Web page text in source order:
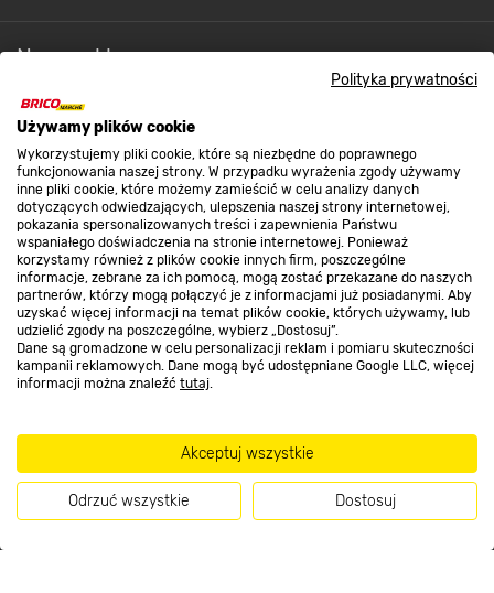
Polityka prywatności
Używamy plików cookie
Wykorzystujemy pliki cookie, które są niezbędne do poprawnego
funkcjonowania naszej strony. W przypadku wyrażenia zgody używamy
inne pliki cookie, które możemy zamieścić w celu analizy danych
dotyczących odwiedzających, ulepszenia naszej strony internetowej,
pokazania spersonalizowanych treści i zapewnienia Państwu
wspaniałego doświadczenia na stronie internetowej. Ponieważ
korzystamy również z plików cookie innych firm, poszczególne
informacje, zebrane za ich pomocą, mogą zostać przekazane do naszych
partnerów, którzy mogą połączyć je z informacjami już posiadanymi. Aby
uzyskać więcej informacji na temat plików cookie, których używamy, lub
udzielić zgody na poszczególne, wybierz „Dostosuj”.
Dane są gromadzone w celu personalizacji reklam i pomiaru skuteczności
kampanii reklamowych. Dane mogą być udostępniane Google LLC, więcej
informacji można znaleźć tutaj.
Akceptuj wszystkie
Odrzuć wszystkie Dostosuj
Nasze sklepy
O nas
Kontakt do sklepu
Strefa biznesu
Dołącz do nas
Metody płatności